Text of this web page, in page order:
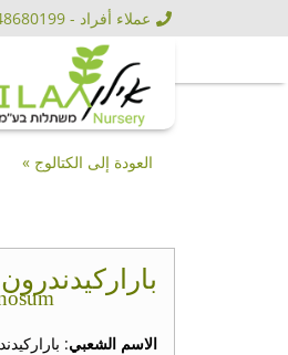
عملاء أفراد - 0548680199
العودة إلى الكتالوج »
الاسم الشعبي: